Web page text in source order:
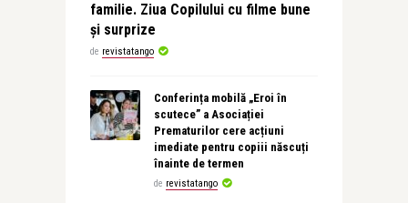
familie. Ziua Copilului cu filme bune
și surprize
de revistatango
Conferința mobilă „Eroi în
scutece” a Asociației
Prematurilor cere acțiuni
imediate pentru copiii născuți
înainte de termen
de revistatango